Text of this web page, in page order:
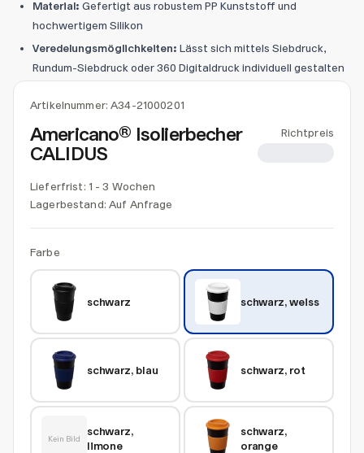
Artikelnummer:A34-21000201
Americano® Isolierbecher
CALIDUS
Richtpreis
Lieferfrist: 1 - 3 Wochen
Lagerbestand: Auf Anfrage
Farbe
schwarz schwarz, weiss
schwarz, blau schwarz, rot
Kein Bild
schwarz,
limone
schwarz,
orange
Material: Gefertigt aus robustem PP Kunststoff und
hochwertigem Silikon
Veredelungsmöglichkeiten: Lässt sich mittels Siebdruck,
Rundum-Siebdruck oder 360 Digitaldruck individuell gestalten